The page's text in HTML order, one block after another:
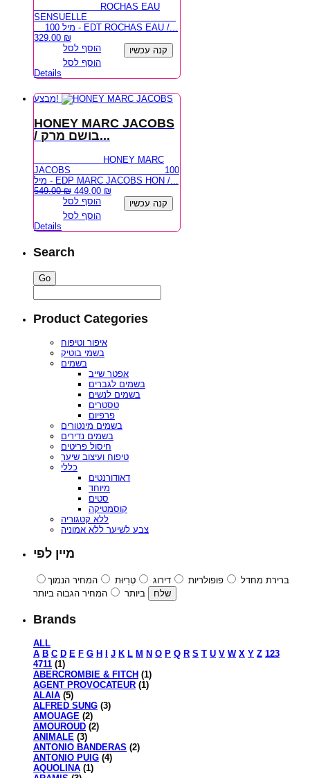
ROCHAS EAU
SENSUELLE
100 מיל - EDT ROCHAS EAU /...
329.00 ₪
הוסף לסל
קנה עכשיו
הוסף לסל
Details
מבצע!
HONEY MARC JACOBS
/ בושם מרק...
HONEY MARC
JACOBS 100
מיל - EDP MARC JACOBS HON /...
549.00₪ 449.00 ₪
הוסף לסל
קנה עכשיו
הוסף לסל
Details
Search
Product Categories
איפור וטיפוח
בשמי בוטיק
בשמים
אפטר שייב
בשמים לגברים
בשמים לנשים
טסטרים
פרפיום
בשמים מינטורים
בשמים נדירים
חיסול פריטים
טיפוח ועיצוב שיער
כללי
דאודורנטים
מיוחד
סטים
קוסמטיקה
ללא קטגוריה
צבע לשיער ללא אמוניה
מיין לפי
ברירת מחדל פופולריות דירוג טְרִיוּת
המחיר הנמוך
ביותר
המחיר הגבוה ביותר
Brands
ALL
A B C D E F G H I J K L M N O P Q R S T U V W X Y Z 123
4711 (1)
ABERCROMBIE & FITCH (1)
AGENT PROVOCATEUR (1)
ALAIA (5)
ALFRED SUNG (3)
AMOUAGE (2)
AMOUROUD (2)
ANIMALE (3)
ANTONIO BANDERAS (2)
ANTONIO PUIG (4)
AQUOLINA (1)